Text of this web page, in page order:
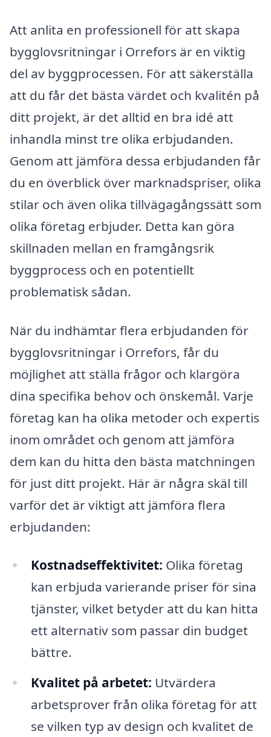
Att anlita en professionell för att skapa
bygglovsritningar i Orrefors är en viktig
del av byggprocessen. För att säkerställa
att du får det bästa värdet och kvalitén på
ditt projekt, är det alltid en bra idé att
inhandla minst tre olika erbjudanden.
Genom att jämföra dessa erbjudanden får
du en överblick över marknadspriser, olika
stilar och även olika tillvägagångssätt som
olika företag erbjuder. Detta kan göra
skillnaden mellan en framgångsrik
byggprocess och en potentiellt
problematisk sådan.
När du indhämtar flera erbjudanden för
bygglovsritningar i Orrefors, får du
möjlighet att ställa frågor och klargöra
dina specifika behov och önskemål. Varje
företag kan ha olika metoder och expertis
inom området och genom att jämföra
dem kan du hitta den bästa matchningen
för just ditt projekt. Här är några skäl till
varför det är viktigt att jämföra flera
erbjudanden:
Kostnadseffektivitet: Olika företag
kan erbjuda varierande priser för sina
tjänster, vilket betyder att du kan hitta
ett alternativ som passar din budget
bättre.
Kvalitet på arbetet: Utvärdera
arbetsprover från olika företag för att
se vilken typ av design och kvalitet de